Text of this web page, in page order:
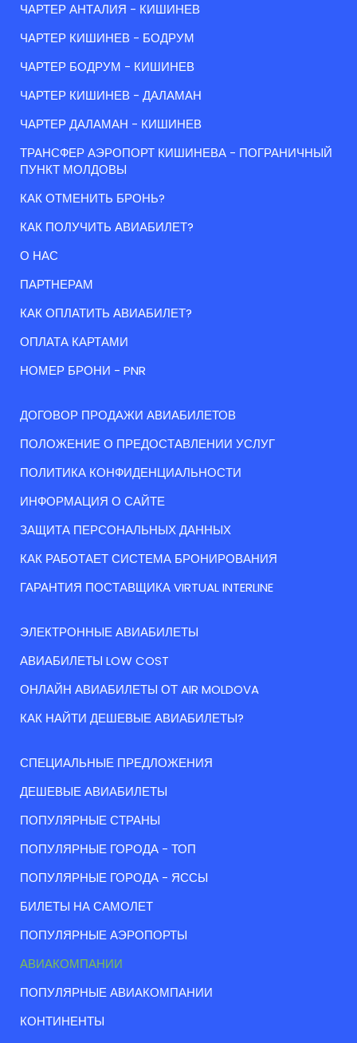
ЧАРТЕР АНТАЛИЯ - КИШИНЕВ
ЧАРТЕР КИШИНЕВ - БОДРУМ
ЧАРТЕР БОДРУМ - КИШИНЕВ
ЧАРТЕР КИШИНЕВ - ДАЛАМАН
ЧАРТЕР ДАЛАМАН - КИШИНЕВ
ТРАНСФЕР АЭРОПОРТ КИШИНЕВА - ПОГРАНИЧНЫЙ
ПУНКТ МОЛДОВЫ
КАК ОТМЕНИТЬ БРОНЬ?
КАК ПОЛУЧИТЬ АВИАБИЛЕТ?
О НАС
ПАРТНЕРАМ
КАК ОПЛАТИТЬ АВИАБИЛЕТ?
ОПЛАТА КАРТАМИ
НОМЕР БРОНИ - PNR
ДОГОВОР ПРОДАЖИ АВИАБИЛЕТОВ
ПОЛОЖЕНИЕ О ПРЕДОСТАВЛЕНИИ УСЛУГ
ПОЛИТИКА КОНФИДЕНЦИАЛЬНОСТИ
ИНФОРМАЦИЯ О САЙТЕ
ЗАЩИТА ПЕРСОНАЛЬНЫХ ДАННЫХ
КАК РАБОТАЕТ СИСТЕМА БРОНИРОВАНИЯ
ГАРАНТИЯ ПОСТАВЩИКА VIRTUAL INTERLINE
ЭЛЕКТРОННЫЕ АВИАБИЛЕТЫ
АВИАБИЛЕТЫ LOW COST
ОНЛАЙН АВИАБИЛЕТЫ ОТ AIR MOLDOVA
КАК НАЙТИ ДЕШЕВЫЕ АВИАБИЛЕТЫ?
СПЕЦИАЛЬНЫЕ ПРЕДЛОЖЕНИЯ
ДЕШЕВЫЕ АВИАБИЛЕТЫ
ПОПУЛЯРНЫЕ СТРАНЫ
ПОПУЛЯРНЫЕ ГОРОДА - ТОП
ПОПУЛЯРНЫЕ ГОРОДА - ЯССЫ
БИЛЕТЫ НА САМОЛЕТ
ПОПУЛЯРНЫЕ АЭРОПОРТЫ
АВИАКОМПАНИИ
ПОПУЛЯРНЫЕ АВИАКОМПАНИИ
КОНТИНЕНТЫ